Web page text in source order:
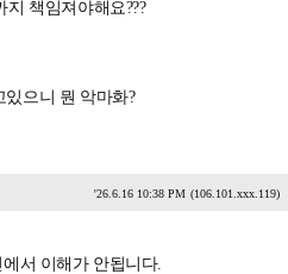
지 책임져야해요???
으니 뭔 악마화?
'26.6.16 10:38 PM (106.101.xxx.119)
서 이해가 안됩니다.